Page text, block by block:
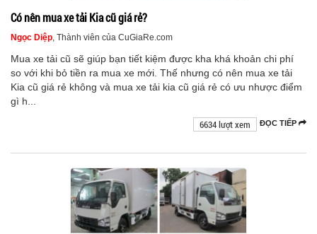
Có nên mua xe tải Kia cũ giá rẻ?
Ngọc Diệp, Thành viên của CuGiaRe.com
Mua xe tải cũ sẽ giúp bạn tiết kiệm được kha khá khoản chi phí
so với khi bỏ tiền ra mua xe mới. Thế nhưng có nên mua xe tải
Kia cũ giá rẻ không và mua xe tải kia cũ giá rẻ có ưu nhược điểm
gì h...
ĐỌC TIẾP
6634 lượt xem